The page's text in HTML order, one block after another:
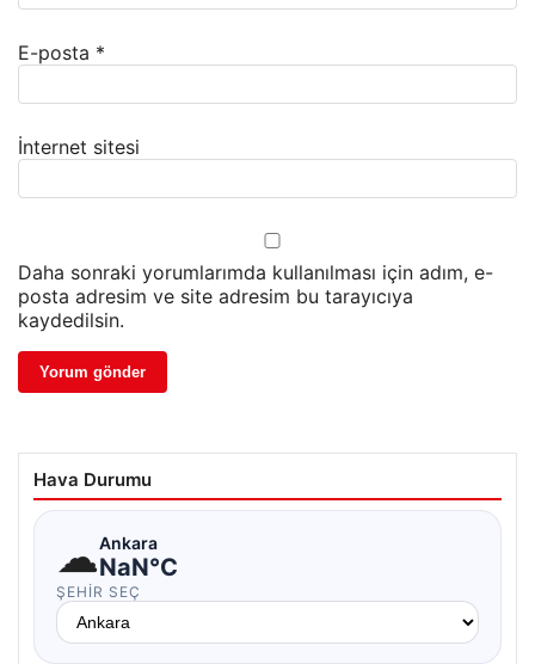
E-posta *
İnternet sitesi
Daha sonraki yorumlarımda kullanılması için adım, e-
posta adresim ve site adresim bu tarayıcıya
kaydedilsin.
Hava Durumu
☁Ankara
NaN°C
ŞEHIR SEÇ